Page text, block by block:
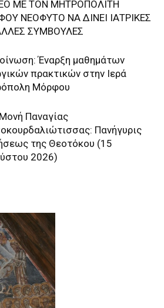
ΜΕ ΤΟΝ ΜΗΤΡΟΠΟΛΙΤΗ
ΝΕΟΦΥΤΟ ΝΑ ΔΙΝΕΙ ΙΑΤΡΙΚΕΣ
ΣΥΜΒΟΥΛΕΣ
Έναρξη μαθημάτων
πρακτικών στην Ιερά
Μόρφου
Παναγίας
Πανήγυρις
της Θεοτόκου (15
2026)